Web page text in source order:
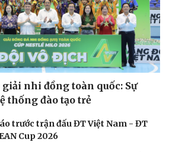
Podcast
Câu chuyện thời sự
Đọc truyện đêm khuya
Cửa sổ tình yêu
Hạt giống tâm hồn
giải nhi đồng toàn quốc: Sự
thống đào tạo trẻ
trước trận đấu ĐT Việt Nam - ĐT
Cup 2026